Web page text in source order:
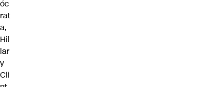
óc
rat
a,
Hil
lar
y
Cli